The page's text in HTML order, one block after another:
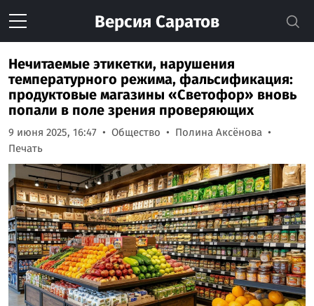
Версия Саратов
Нечитаемые этикетки, нарушения
температурного режима, фальсификация:
продуктовые магазины «Светофор» вновь
попали в поле зрения проверяющих
9 июня 2025, 16:47 Общество
Полина Аксёнова
Печать